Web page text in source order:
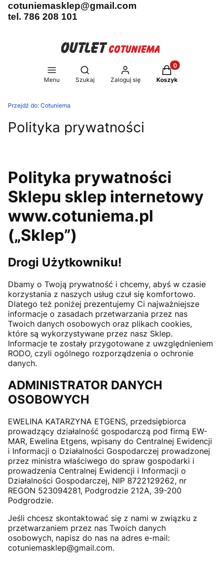
cotuniemasklep@gmail.com
tel. 786 208 101
Menu
Otwórz wyszukiwarkę
Szukaj Zaloguj się
Produkty w
Koszyk
Przejdź do: Cotuniema
Polityka prywatności
Polityka prywatności
Sklepu sklep internetowy
www.cotuniema.pl
(„Sklep”)
Drogi Użytkowniku!
Dbamy o Twoją prywatność i chcemy, abyś w czasie
korzystania z naszych usług czuł się komfortowo.
Dlatego też poniżej prezentujemy Ci najważniejsze
informacje o zasadach przetwarzania przez nas
Twoich danych osobowych oraz plikach cookies,
które są wykorzystywane przez nasz Sklep.
Informacje te zostały przygotowane z uwzględnieniem
RODO, czyli ogólnego rozporządzenia o ochronie
danych.
ADMINISTRATOR DANYCH
OSOBOWYCH
EWELINA KATARZYNA ETGENS, przedsiębiorca
prowadzący działalność gospodarczą pod firmą EW-
MAR, Ewelina Etgens, wpisany do Centralnej Ewidencji
i Informacji o Działalności Gospodarczej prowadzonej
przez ministra właściwego do spraw gospodarki i
prowadzenia Centralnej Ewidencji i Informacji o
Działalności Gospodarczej, NIP 8722129262, nr
REGON 523094281, Podgrodzie 212A, 39-200
Podgrodzie.
Jeśli chcesz skontaktować się z nami w związku z
przetwarzaniem przez nas Twoich danych
osobowych, napisz do nas na adres e-mail:
cotuniemasklep@gmail.com.